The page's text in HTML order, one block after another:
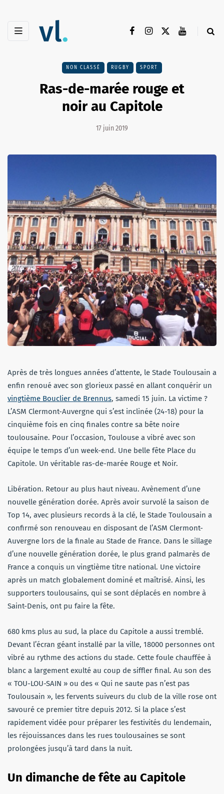
NON CLASSÉ RUGBY SPORT
Ras-de-marée rouge et
noir au Capitole
17 juin 2019
Après de très longues années d’attente, le Stade Toulousain a
enfin renoué avec son glorieux passé en allant conquérir un
vingtième Bouclier de Brennus, samedi 15 juin. La victime ?
L’ASM Clermont-Auvergne qui s’est inclinée (24-18) pour la
cinquième fois en cinq finales contre sa bête noire
toulousaine. Pour l’occasion, Toulouse a vibré avec son
équipe le temps d’un week-end. Une belle fête Place du
Capitole. Un véritable ras-de-marée Rouge et Noir.
Libération. Retour au plus haut niveau. Avènement d’une
nouvelle génération dorée. Après avoir survolé la saison de
Top 14, avec plusieurs records à la clé, le Stade Toulousain a
confirmé son renouveau en disposant de l’ASM Clermont-
Auvergne lors de la finale au Stade de France. Dans le sillage
d’une nouvelle génération dorée, le plus grand palmarès de
France a conquis un vingtième titre national. Une victoire
après un match globalement dominé et maîtrisé. Ainsi, les
supporters toulousains, qui se sont déplacés en nombre à
Saint-Denis, ont pu faire la fête.
680 kms plus au sud, la place du Capitole a aussi tremblé.
Devant l’écran géant installé par la ville, 18000 personnes ont
vibré au rythme des actions du stade. Cette foule chauffée à
blanc a largement exulté au coup de siffler final. Au son des
« TOU-LOU-SAIN » ou des « Qui ne saute pas n’est pas
Toulousain », les fervents suiveurs du club de la ville rose ont
savouré ce premier titre depuis 2012. Si la place s’est
rapidement vidée pour préparer les festivités du lendemain,
les réjouissances dans les rues toulousaines se sont
prolongées jusqu’à tard dans la nuit.
Un dimanche de fête au Capitole